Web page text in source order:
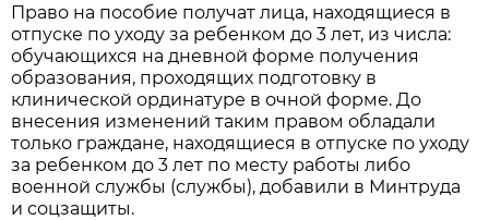
Право на пособие получат лица, находящиеся в
отпуске по уходу за ребенком до 3 лет, из числа:
обучающихся на дневной форме получения
образования, проходящих подготовку в
клинической ординатуре в очной форме. До
внесения изменений таким правом обладали
только граждане, находящиеся в отпуске по уходу
за ребенком до 3 лет по месту работы либо
военной службы (службы), добавили в Минтруда
и соцзащиты.